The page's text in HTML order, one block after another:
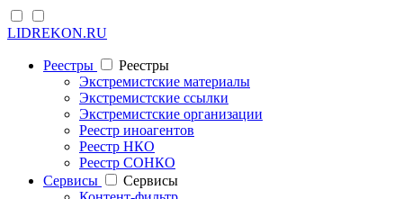
LIDREKON.RU
Реестры
Реестры
Экстремистские материалы
Экстремистские ссылки
Экстремистские организации
Реестр иноагентов
Реестр НКО
Реестр СОНКО
Cервисы
Cервисы